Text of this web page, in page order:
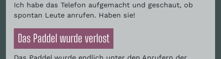
Ich habe das Telefon aufgemacht und geschaut, ob
spontan Leute anrufen. Haben sie!
Das Paddel wurde verlost
Das Paddel wurde endlich unter den Anrufern der